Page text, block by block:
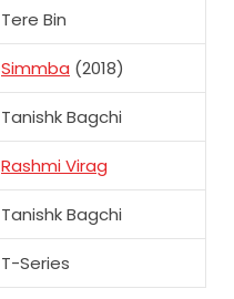
Tere Bin
Simmba (2018)
Tanishk Bagchi
Rashmi Virag
Tanishk Bagchi
T-Series